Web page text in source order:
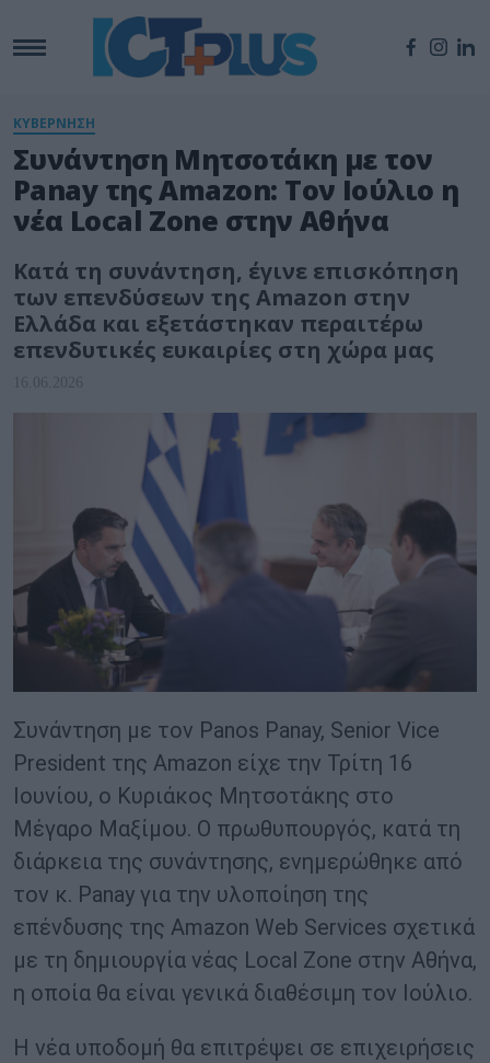
ΚΥΒΕΡΝΗΣΗ
Συνάντηση Μητσοτάκη με τον
Panay της Amazon: Τον Ιούλιο η
νέα Local Zone στην Αθήνα
Κατά τη συνάντηση, έγινε επισκόπηση
των επενδύσεων της Amazon στην
Ελλάδα και εξετάστηκαν περαιτέρω
επενδυτικές ευκαιρίες στη χώρα μας
16.06.2026
Συνάντηση με τον Panos Panay, Senior Vice
President της Amazon είχε την Τρίτη 16
Ιουνίου, ο Κυριάκος Μητσοτάκης στο
Μέγαρο Μαξίμου. Ο πρωθυπουργός, κατά τη
διάρκεια της συνάντησης, ενημερώθηκε από
τον κ. Panay για την υλοποίηση της
επένδυσης της Amazon Web Services σχετικά
με τη δημιουργία νέας Local Zone στην Αθήνα,
η οποία θα είναι γενικά διαθέσιμη τον Ιούλιο.
Η νέα υποδομή θα επιτρέψει σε επιχειρήσεις